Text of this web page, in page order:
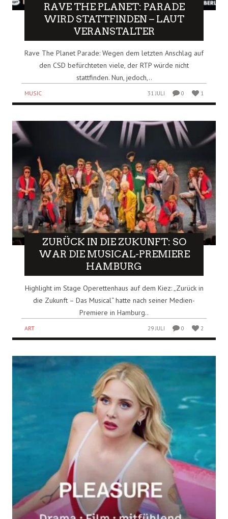
RAVE THE PLANET: PARADE
WIRD STATTFINDEN – LAUT
VERANSTALTER
Rave The Planet Parade: Wegen dem letzten Anschlag auf
den CSD befürchteten viele, der RTP würde nicht
stattfinden. Nun, jedoch,..
MUSIC 31 JULI 0 1
ZURÜCK IN DIE ZUKUNFT: SO
WAR DIE MUSICAL-PREMIERE
HAMBURG
Highlight im Stage Operettenhaus auf dem Kiez: „Zurück in
die Zukunft – Das Musical“ hatte nach seiner Medien-
Premiere in Hamburg..
ART 29 JULI 0 2